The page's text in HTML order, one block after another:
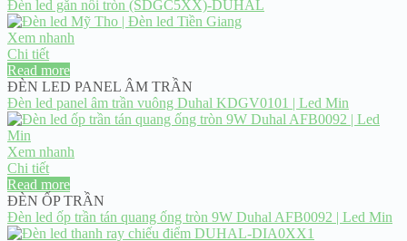
Đèn led gắn nổi tròn (SDGC5XX)-DUHAL
Xem nhanh
Chi tiết
Read more
ĐÈN LED PANEL ÂM TRẦN
Đèn led panel âm trần vuông Duhal KDGV0101 | Led Min
Xem nhanh
Chi tiết
Read more
ĐÈN ỐP TRẦN
Đèn led ốp trần tán quang ống tròn 9W Duhal AFB0092 | Led Min